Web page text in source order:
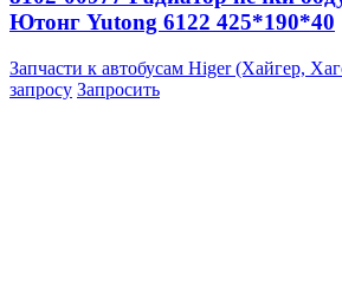
Ютонг Yutong 6122 425*190*40
Запчасти к автобусам Higer (Хайгер,
запросу Запросить